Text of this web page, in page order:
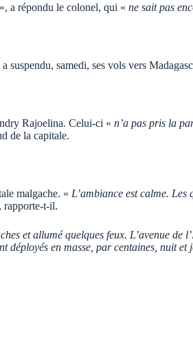
», a répondu le colonel, qui « ne sait pas
samedi, ses vols vers
Rajoelina. Celui-ci « n’a pas pris la
de la capitale.
malgache. « L’ambiance est calme. Les
rapporte-t-il.
et allumé quelques feux. L’avenue de
déployés en masse, par centaines, nuit